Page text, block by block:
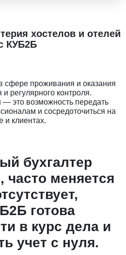
хостелов и отелей
КУБ2Б
сфере проживания и оказания
регулярного контроля.
— это возможность передать
и сосредоточиться на
и клиентах.
бухгалтер
часто меняется
готова
в курс дела и
учет с нуля.